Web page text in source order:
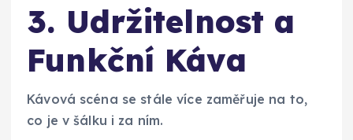
3. Udržitelnost a
Funkční Káva
Kávová scéna se stále více zaměřuje na to,
co je v šálku i za ním.